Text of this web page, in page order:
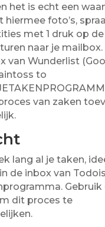
het is echt een
hiermee foto’s,
met 1 druk op
naar je mailbox.
van Wunderlist
to
van zaken
lang al je taken,
de inbox van
Gebruik
dit proces te